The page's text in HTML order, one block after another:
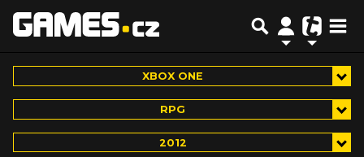
XBOX ONE
RPG
2012